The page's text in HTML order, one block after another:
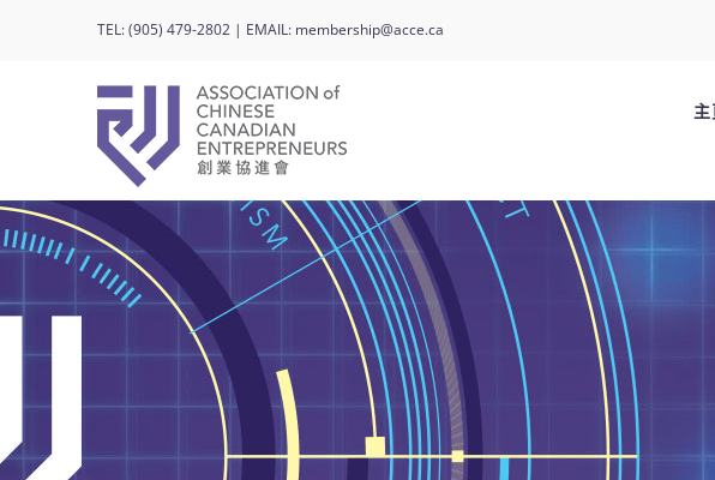
TEL:(905) 479-2802 | EMAIL: membership@acce.ca
主